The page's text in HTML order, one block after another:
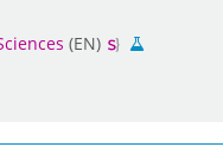
(EN)